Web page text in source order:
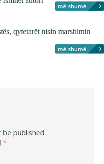
më shumë...
qytetarët nisin marshimin
më shumë...
be published.
*